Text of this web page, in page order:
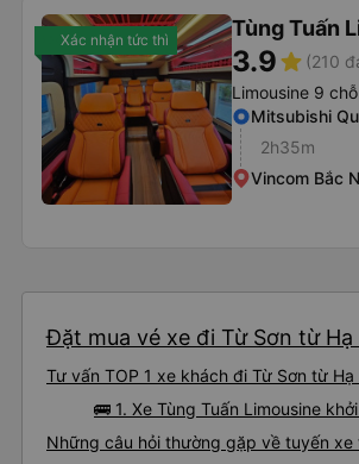
Xác nhận tức thì Tùng Tuấn
3.9star (210
Limousine 9 chỗ
Mitsubishi
2h35m
Vincom Bắc
Đặt mua vé xe đi Từ Sơn từ
Tư vấn TOP 1 xe khách đi Từ Sơn từ
🚌 1. Xe Tùng Tuấn Limousine
Những câu hỏi thường gặp về tuyến xe